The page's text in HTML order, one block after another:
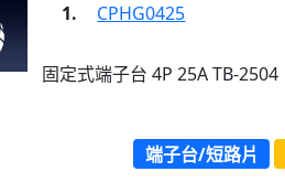
1.
CPHG0425
固定式端子台 4P 25A TB-2504
端子台/短路片